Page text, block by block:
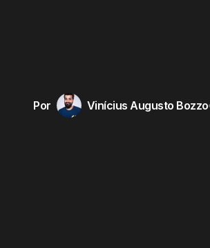
Por Vinícius Augusto Bozzo